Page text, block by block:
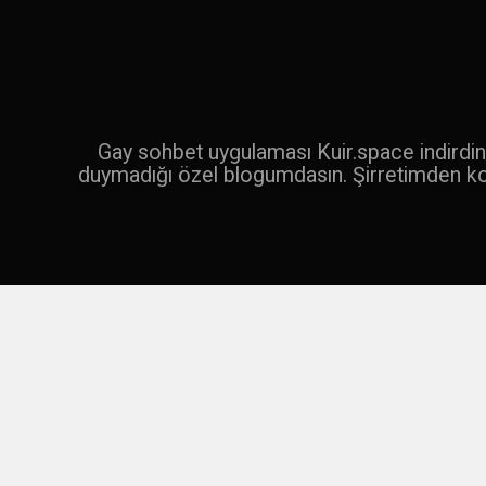
Gay sohbet uygulaması Kuir.space
duymadığı özel blogumdasın. Şirretimden